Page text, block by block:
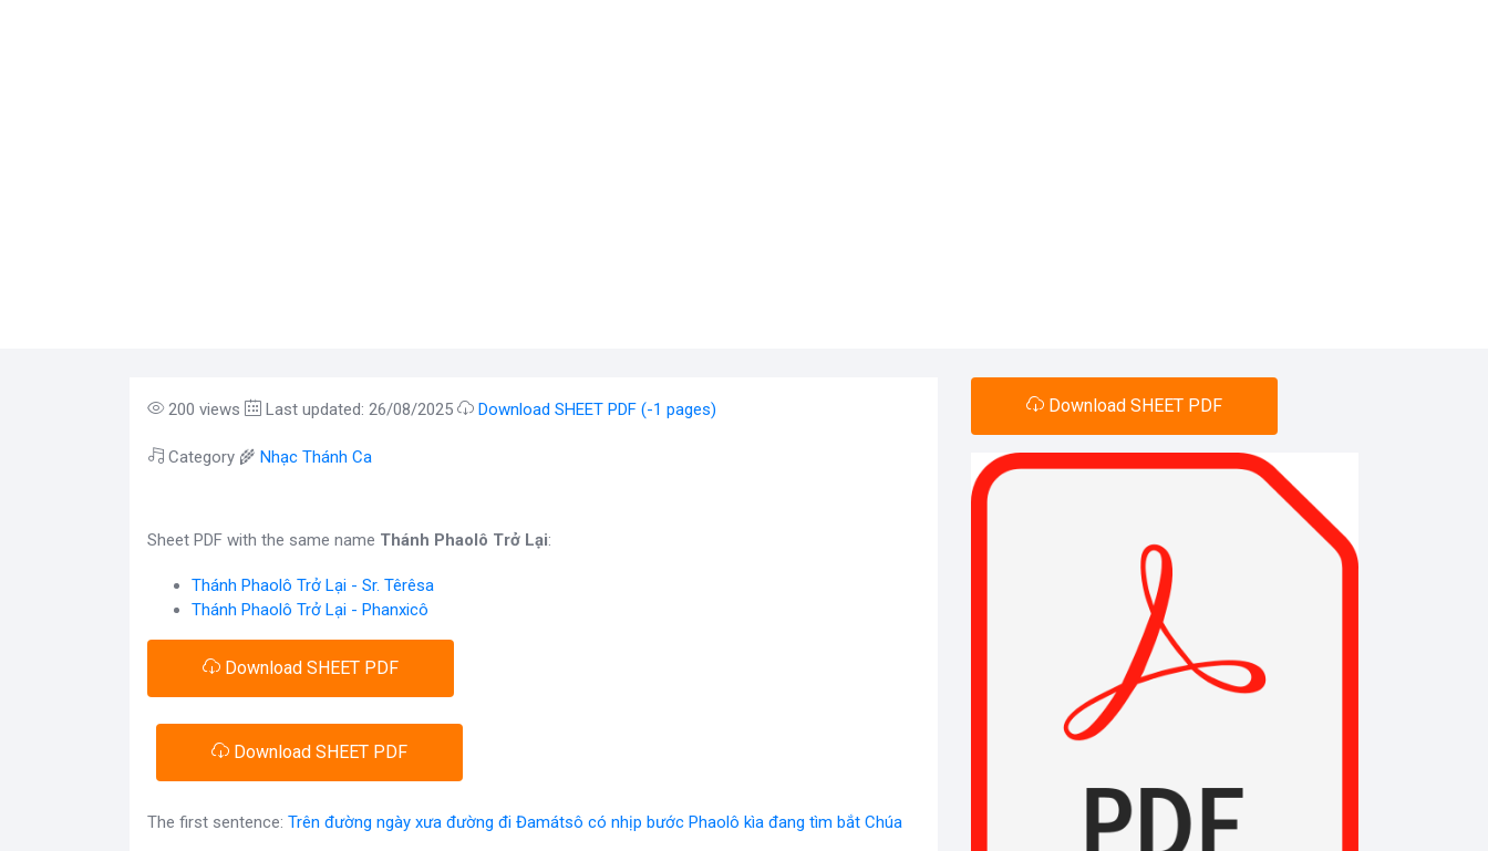
200 views Last updated: 26/08/2025 Download SHEET PDF (-1 pages)
Category 🌾 Nhạc Thánh Ca
Sheet PDF with the same name Thánh Phaolô Trở Lại:
Thánh Phaolô Trở Lại - Sr. Têrêsa
Thánh Phaolô Trở Lại - Phanxicô
Download SHEET PDF
Download SHEET PDF
The first sentence: Trên đường ngày xưa đường đi Đamátsô có nhịp bước Phaolô kìa đang tìm bắt Chúa
Download SHEET PDF